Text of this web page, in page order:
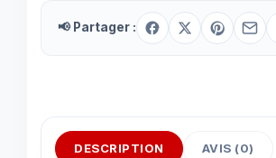
📢 Partager :
DESCRIPTION AVIS (0)